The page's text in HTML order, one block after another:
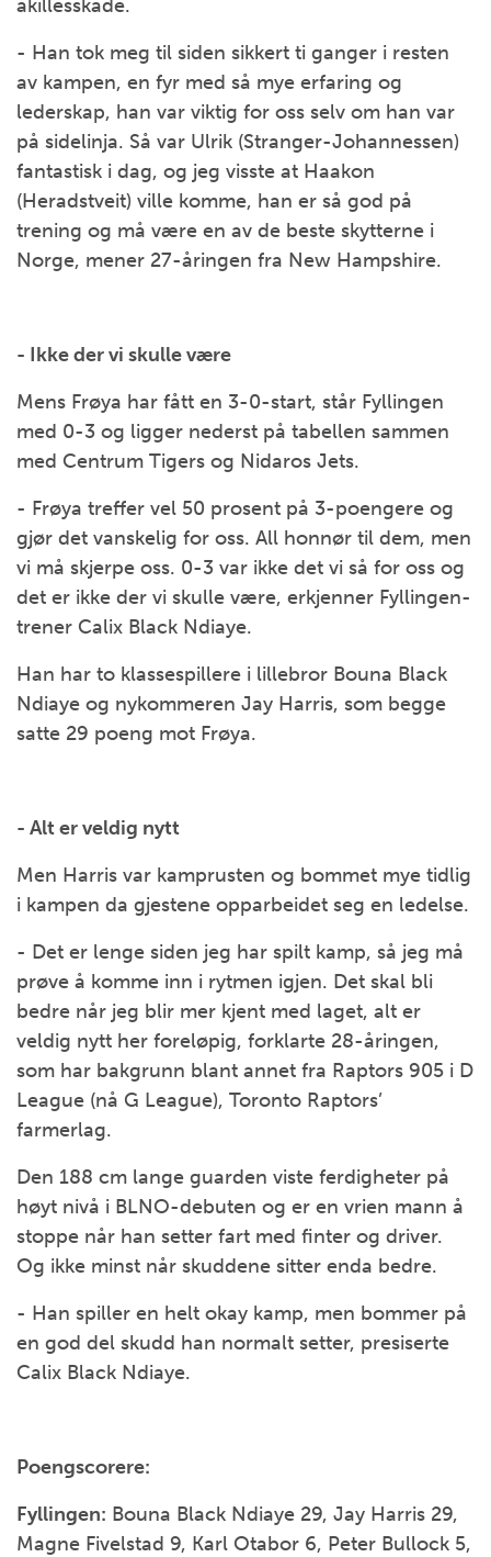
akillesskade.
- Han tok meg til siden sikkert ti ganger i resten
av kampen, en fyr med så mye erfaring og
lederskap, han var viktig for oss selv om han var
på sidelinja. Så var Ulrik (Stranger-Johannessen)
fantastisk i dag, og jeg visste at Haakon
(Heradstveit) ville komme, han er så god på
trening og må være en av de beste skytterne i
Norge, mener 27-åringen fra New Hampshire.
- Ikke der vi skulle være
Mens Frøya har fått en 3-0-start, står Fyllingen
med 0-3 og ligger nederst på tabellen sammen
med Centrum Tigers og Nidaros Jets.
- Frøya treffer vel 50 prosent på 3-poengere og
gjør det vanskelig for oss. All honnør til dem, men
vi må skjerpe oss. 0-3 var ikke det vi så for oss og
det er ikke der vi skulle være, erkjenner Fyllingen-
trener Calix Black Ndiaye.
Han har to klassespillere i lillebror Bouna Black
Ndiaye og nykommeren Jay Harris, som begge
satte 29 poeng mot Frøya.
- Alt er veldig nytt
Men Harris var kamprusten og bommet mye tidlig
i kampen da gjestene opparbeidet seg en ledelse.
- Det er lenge siden jeg har spilt kamp, så jeg må
prøve å komme inn i rytmen igjen. Det skal bli
bedre når jeg blir mer kjent med laget, alt er
veldig nytt her foreløpig, forklarte 28-åringen,
som har bakgrunn blant annet fra Raptors 905 i D
League (nå G League), Toronto Raptors’
farmerlag.
Den 188 cm lange guarden viste ferdigheter på
høyt nivå i BLNO-debuten og er en vrien mann å
stoppe når han setter fart med finter og driver.
Og ikke minst når skuddene sitter enda bedre.
- Han spiller en helt okay kamp, men bommer på
en god del skudd han normalt setter, presiserte
Calix Black Ndiaye.
Poengscorere:
Fyllingen: Bouna Black Ndiaye 29, Jay Harris 29,
Magne Fivelstad 9, Karl Otabor 6, Peter Bullock 5,